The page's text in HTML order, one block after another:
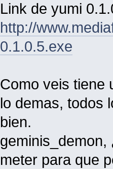
Link de yumi
http://
0.1.0.5.exe
Como veis tiene
lo demas, todos
bien.
meter para que